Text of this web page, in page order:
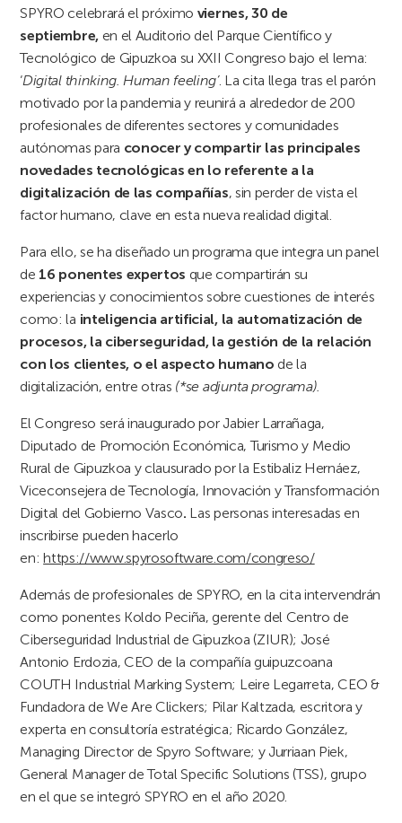
SPYRO celebrará el próximo viernes, 30 de
septiembre,en el Auditorio del Parque Científico y
Tecnológico de Gipuzkoa su XXII Congreso bajo el lema:
‘Digital thinking. Human feeling’. La cita llega tras el parón
motivado por la pandemia y reunirá a alrededor de 200
profesionales de diferentes sectores y comunidades
autónomas para conocer y compartir las principales
novedades tecnológicas en lo referente a la
digitalización de las compañías, sin perder de vista el
factor humano, clave en esta nueva realidad digital.
Para ello, se ha diseñado un programa que integra un panel
de 16 ponentes expertos que compartirán su
experiencias y conocimientos sobre cuestiones de interés
como: la inteligencia artificial, la automatización de
procesos, la ciberseguridad, la gestión de la relación
con los clientes, o el aspecto humano de la
digitalización, entre otras (*se adjunta programa).
El Congreso será inaugurado por Jabier Larrañaga,
Diputado de Promoción Económica, Turismo y Medio
Rural de Gipuzkoa y clausurado por la Estibaliz Hernáez,
Viceconsejera de Tecnología, Innovación y Transformación
Digital del Gobierno Vasco. Las personas interesadas en
inscribirse pueden hacerlo
en:https://www.spyrosoftware.com/congreso/
Además de profesionales de SPYRO, en la cita intervendrán
como ponentes Koldo Peciña, gerente del Centro de
Ciberseguridad Industrial de Gipuzkoa (ZIUR); José
Antonio Erdozia, CEO de la compañía guipuzcoana
COUTH Industrial Marking System; Leire Legarreta, CEO &
Fundadora de We Are Clickers; Pilar Kaltzada, escritora y
experta en consultoría estratégica; Ricardo González,
Managing Director de Spyro Software; y Jurriaan Piek,
General Manager de Total Specific Solutions (TSS), grupo
en el que se integró SPYRO en el año 2020.